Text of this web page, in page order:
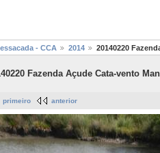
- CCA 2014 20140220
Fazenda Açude Cata-vento
primeiro anterior